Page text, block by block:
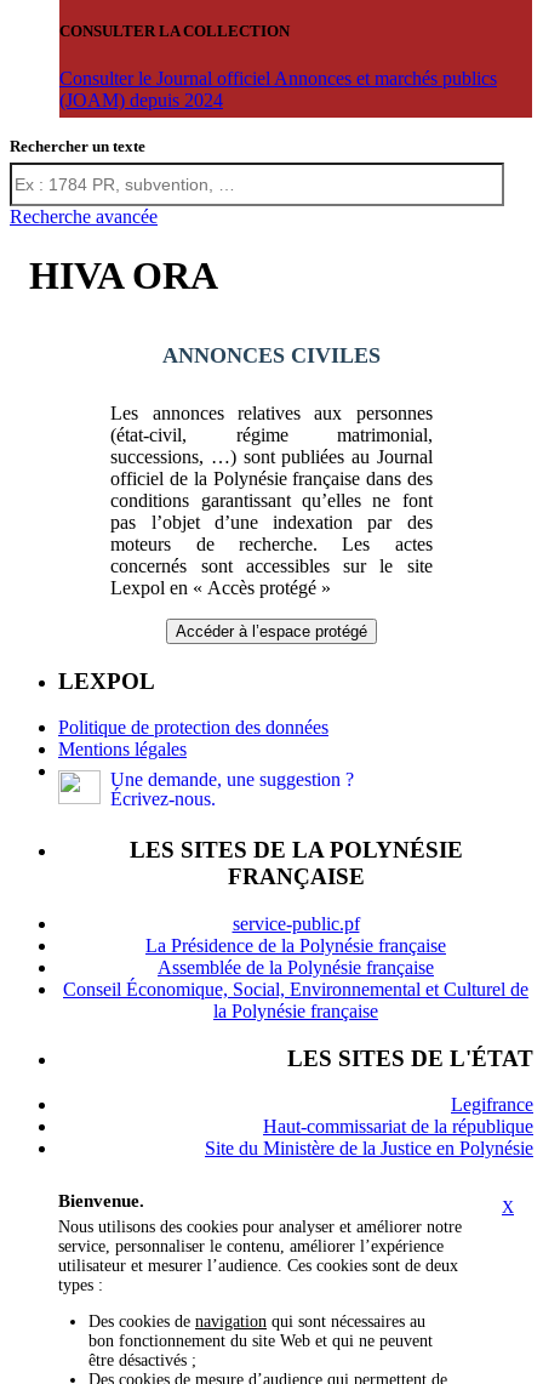
CONSULTER LA COLLECTION
Consulter le Journal officiel Annonces et marchés publics
(JOAM) depuis 2024
Rechercher un texte
Recherche avancée
HIVA ORA
ANNONCES CIVILES
Les annonces relatives aux personnes
(état-civil, régime matrimonial,
successions, …) sont publiées au Journal
officiel de la Polynésie française dans des
conditions garantissant qu’elles ne font
pas l’objet d’une indexation par des
moteurs de recherche. Les actes
concernés sont accessibles sur le site
Lexpol en « Accès protégé »
Accéder à l’espace protégé
LEXPOL
Politique de protection des données
Mentions légales
Une demande, une suggestion ?
Écrivez-nous.
LES SITES DE LA POLYNÉSIE
FRANÇAISE
service-public.pf
La Présidence de la Polynésie française
Assemblée de la Polynésie française
Conseil Économique, Social, Environnemental et Culturel de
la Polynésie française
LES SITES DE L'ÉTAT
Legifrance
Haut-commissariat de la république
Site du Ministère de la Justice en Polynésie
X
Bienvenue.
Nous utilisons des cookies pour analyser et améliorer notre
service, personnaliser le contenu, améliorer l’expérience
utilisateur et mesurer l’audience. Ces cookies sont de deux
types :
Des cookies de navigation qui sont nécessaires au
bon fonctionnement du site Web et qui ne peuvent
être désactivés ;
Des cookies de mesure d’audience qui permettent de